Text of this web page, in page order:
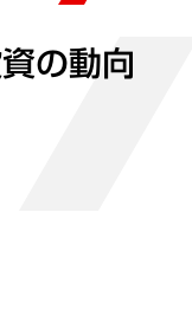
の動向